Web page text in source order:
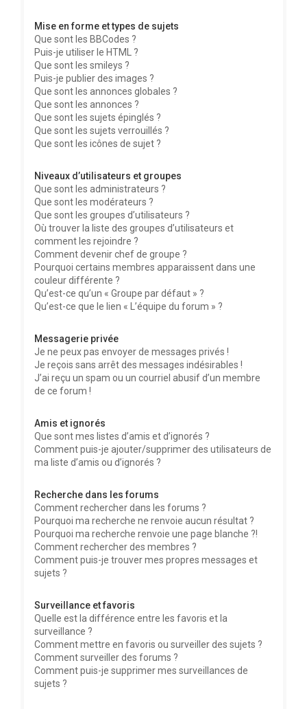
Mise en forme et types de sujets
Que sont les BBCodes ?
Puis-je utiliser le HTML ?
Que sont les smileys ?
Puis-je publier des images ?
Que sont les annonces globales ?
Que sont les annonces ?
Que sont les sujets épinglés ?
Que sont les sujets verrouillés ?
Que sont les icônes de sujet ?
Niveaux d’utilisateurs et groupes
Que sont les administrateurs ?
Que sont les modérateurs ?
Que sont les groupes d’utilisateurs ?
Où trouver la liste des groupes d’utilisateurs et
comment les rejoindre ?
Comment devenir chef de groupe ?
Pourquoi certains membres apparaissent dans une
couleur différente ?
Qu’est-ce qu’un « Groupe par défaut » ?
Qu’est-ce que le lien « L’équipe du forum » ?
Messagerie privée
Je ne peux pas envoyer de messages privés !
Je reçois sans arrêt des messages indésirables !
J’ai reçu un spam ou un courriel abusif d’un membre
de ce forum !
Amis et ignorés
Que sont mes listes d’amis et d’ignorés ?
Comment puis-je ajouter/supprimer des utilisateurs de
ma liste d’amis ou d’ignorés ?
Recherche dans les forums
Comment rechercher dans les forums ?
Pourquoi ma recherche ne renvoie aucun résultat ?
Pourquoi ma recherche renvoie une page blanche ?!
Comment rechercher des membres ?
Comment puis-je trouver mes propres messages et
sujets ?
Surveillance et favoris
Quelle est la différence entre les favoris et la
surveillance ?
Comment mettre en favoris ou surveiller des sujets ?
Comment surveiller des forums ?
Comment puis-je supprimer mes surveillances de
sujets ?